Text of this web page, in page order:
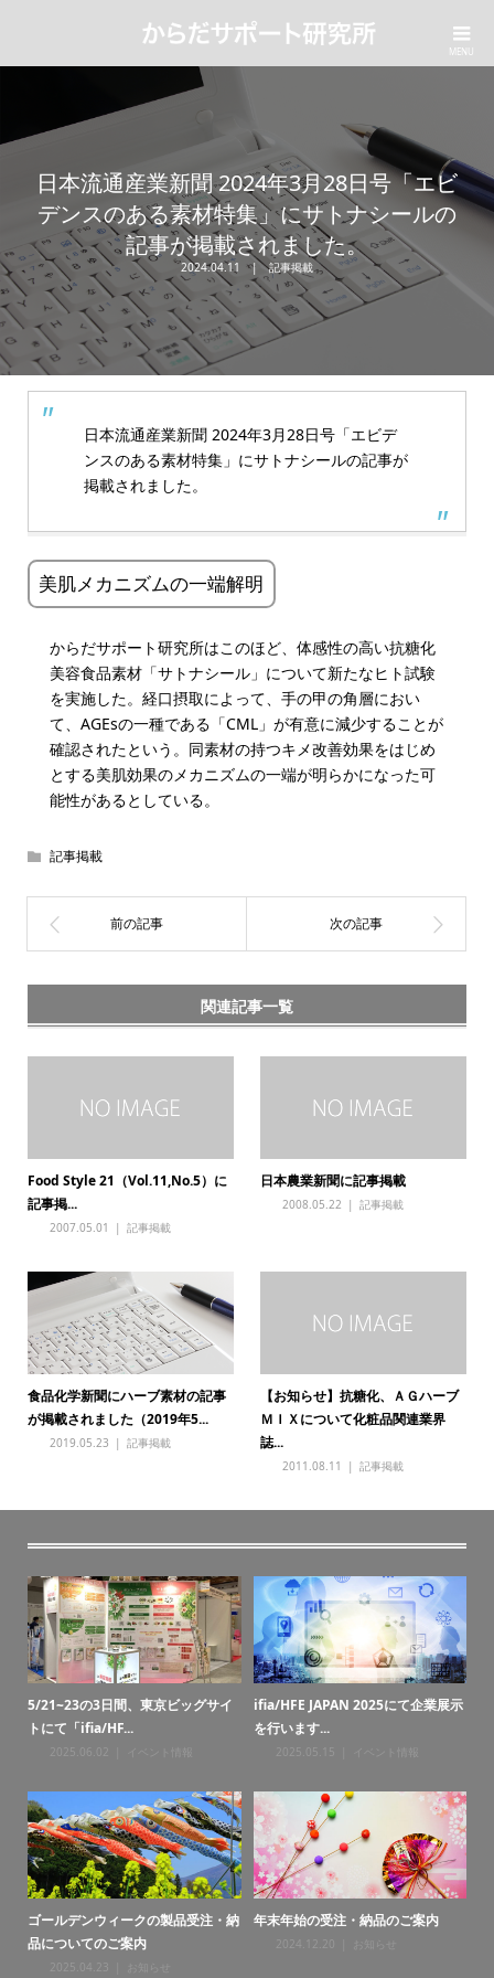
日本流通産業新聞 2024年3月28日号「エビ
デンスのある素材特集」にサトナシールの
記事が掲載されました。
2024.04.11 記事掲載
日本流通産業新聞 2024年3月28日号「エビデ
ンスのある素材特集」にサトナシールの記事が
掲載されました。
美肌メカニズムの一端解明
からだサポート研究所はこのほど、体感性の高い抗糖化
美容食品素材「サトナシール」について新たなヒト試験
を実施した。経口摂取によって、手の甲の角層におい
て、AGEsの一種である「CML」が有意に減少することが
確認されたという。同素材の持つキメ改善効果をはじめ
とする美肌効果のメカニズムの一端が明らかになった可
能性があるとしている。
記事掲載
関連記事一覧
Food Style 21（Vol.11,No.5）に
記事掲...
2007.05.01 記事掲載
日本農業新聞に記事掲載
2008.05.22 記事掲載
食品化学新聞にハーブ素材の記事
が掲載されました（2019年5...
2019.05.23 記事掲載
【お知らせ】抗糖化、ＡＧハーブ
ＭＩＸについて化粧品関連業界
誌...
2011.08.11 記事掲載
5/21~23の3日間、東京ビッグサイ
トにて「ifia/HF...
2025.06.02 イベント情報
ifia/HFE JAPAN 2025にて企業展示
を行います...
2025.05.15 イベント情報
ゴールデンウィークの製品受注・納
品についてのご案内
2025.04.23
年末年始の受注・納品のご案内
2024.12.20